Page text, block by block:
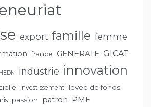
export famille femme
france GENERATE GICAT
industrie innovation
investissement
levée de fonds
passion patron PME